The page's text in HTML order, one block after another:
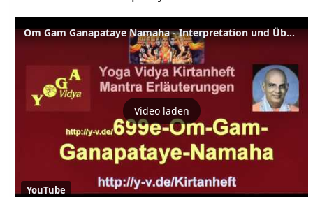
Om Gam Ganapataye Namaha - Interpretation und Übersetzung 699e
Video laden
YouTube